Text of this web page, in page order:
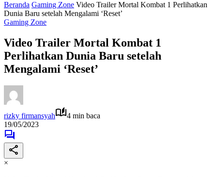
Beranda Gaming Zone Video Trailer Mortal Kombat 1 Perlihatkan
Dunia Baru setelah Mengalami ‘Reset’
Gaming Zone
Video Trailer Mortal Kombat 1
Perlihatkan Dunia Baru setelah
Mengalami ‘Reset’
rizky firmansyah
4 min baca
19/05/2023
×